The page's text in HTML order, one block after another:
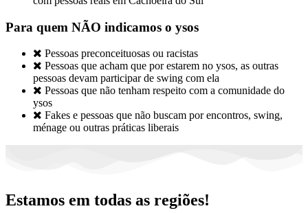
Para quem NÃO indicamos o ysos
 Pessoas preconceituosas ou racistas
 Pessoas que acham que por estarem no ysos, as outras
pessoas devam participar de swing com ela
 Pessoas que não tenham respeito com a comunidade do
ysos
 Fakes e pessoas que não buscam por encontros, swing,
ménage ou outras práticas liberais
Estamos em todas as regiões!